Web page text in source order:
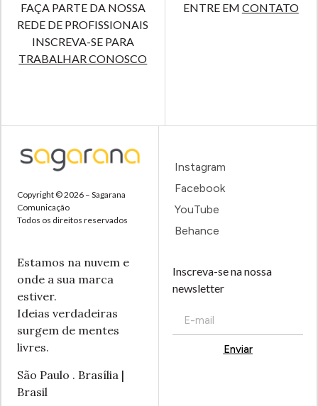
FAÇA PARTE DA NOSSA
REDE DE PROFISSIONAIS
INSCREVA-SE PARA
TRABALHAR CONOSCO
ENTRE EM CONTATO
Copyright © 2026 – Sagarana
Comunicação
Todos os direitos reservados
Estamos na nuvem e
onde a sua marca
estiver.
Ideias verdadeiras
surgem de mentes
livres.
São Paulo . Brasília |
Brasil
Instagram
Facebook
YouTube
Behance
Inscreva-se na nossa
newsletter
Enviar